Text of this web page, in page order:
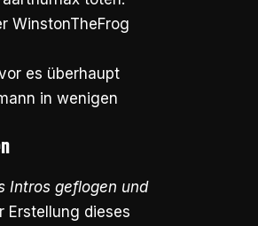
WinstonTheFrog
es überhaupt
in wenigen
Intros geflogen und
Erstellung dieses